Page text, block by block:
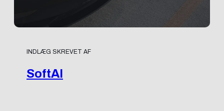
INDLÆG SKREVET AF
SoftAI